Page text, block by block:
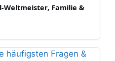
Weltmeister, Familie &